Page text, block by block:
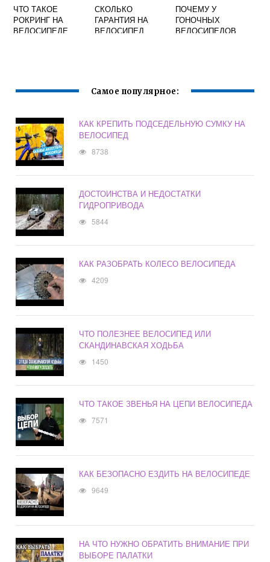
ЧТО ТАКОЕ
РОКРИНГ НА
ВЕЛОСИПЕДЕ
СКОЛЬКО
ГАРАНТИЯ НА
ВЕЛОСИПЕД
ПОЧЕМУ У
ГОНОЧНЫХ
ВЕЛОСИПЕДОВ
Самое популярное:
КАК КРЕПИТЬ ПОДСЕДЕЛЬНУЮ СУМКУ НА
ВЕЛОСИПЕД
8738
ДОСТОИНСТВА И НЕДОСТАТКИ
ГИДРОПРИВОДА
5844
КАК РАЗОБРАТЬ КОЛЕСО ВЕЛОСИПЕДА
4209
ЧТО ПОЛЕЗНЕЕ ВЕЛОСИПЕД ИЛИ
СКАНДИНАВСКАЯ ХОДЬБА
1450
ЧТО ТАКОЕ ЗВЕНЬЯ НА ЦЕПИ ВЕЛОСИПЕДА
7571
КАК БЕЗОПАСНО ЕЗДИТЬ НА ВЕЛОСИПЕДЕ
9649
НА ЧТО НУЖНО ОБРАТИТЬ ВНИМАНИЕ ПРИ
ВЫБОРЕ ПАЛАТКИ